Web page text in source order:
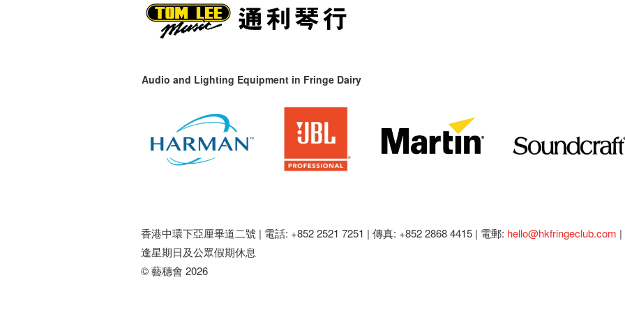
Audio and Lighting Equipment in Fringe Dairy
香港中環下亞厘畢道二號 | 電話: +852 2521 7251 | 傳真: +852 2868 4415 | 電郵: hello@hkfringeclub.com |
逢星期日及公眾假期休息
© 藝穗會 2026